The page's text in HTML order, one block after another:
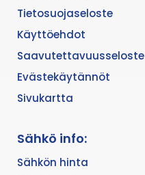
Tietosuojaseloste
Käyttöehdot
Saavutettavuusseloste
Evästekäytännöt
Sivukartta
Sähkö info:
Sähkön hinta